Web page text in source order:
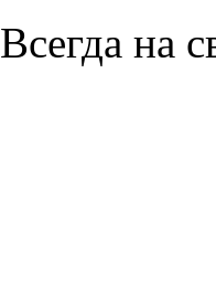
Всегда на